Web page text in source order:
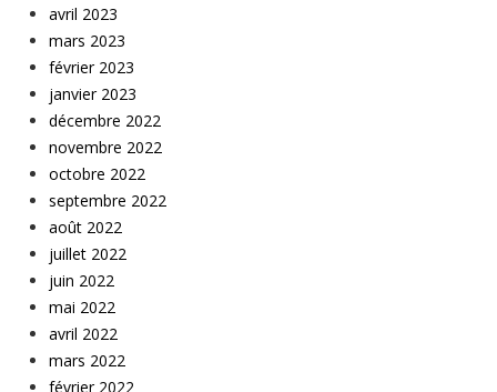
avril 2023
mars 2023
février 2023
janvier 2023
décembre 2022
novembre 2022
octobre 2022
septembre 2022
août 2022
juillet 2022
juin 2022
mai 2022
avril 2022
mars 2022
février 2022